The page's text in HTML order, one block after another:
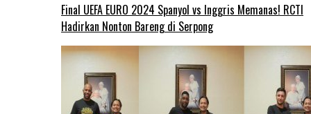
Final UEFA EURO 2024 Spanyol vs Inggris Memanas! RCTI
Hadirkan Nonton Bareng di Serpong